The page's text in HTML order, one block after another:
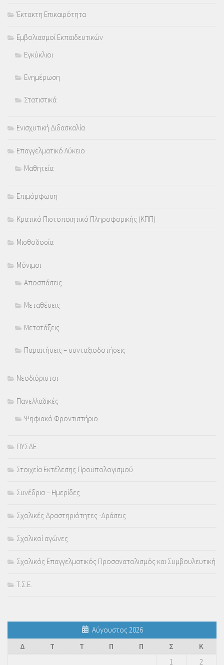
Έκτακτη Επικαιρότητα
Εμβολιασμοί Εκπαιδευτικών
Εγκύκλιοι
Ενημέρωση
Στατιστικά
Ενισχυτική Διδασκαλία
Επαγγελματικό Λύκειο
Μαθητεία
Επιμόρφωση
Κρατικό Πιστοποιητικό Πληροφορικής (ΚΠΠ)
Μισθοδοσία
Μόνιμοι
Αποσπάσεις
Μεταθέσεις
Μετατάξεις
Παραιτήσεις – συνταξιοδοτήσεις
Νεοδιόριστοι
Πανελλαδικές
Ψηφιακό Φροντιστήριο
ΠΥΣΔΕ
Στοιχεία Εκτέλεσης Προϋπολογισμού
Συνέδρια – Ημερίδες
Σχολικές Δραστηριότητες -Δράσεις
Σχολικοί αγώνες
Σχολικός Επαγγελματικός Προσανατολισμός και Συμβουλευτική
Τ.Σ.Ε.
Αύγουστος 2026
Δ
Τ Τ Π Π Σ
Κ
1
2